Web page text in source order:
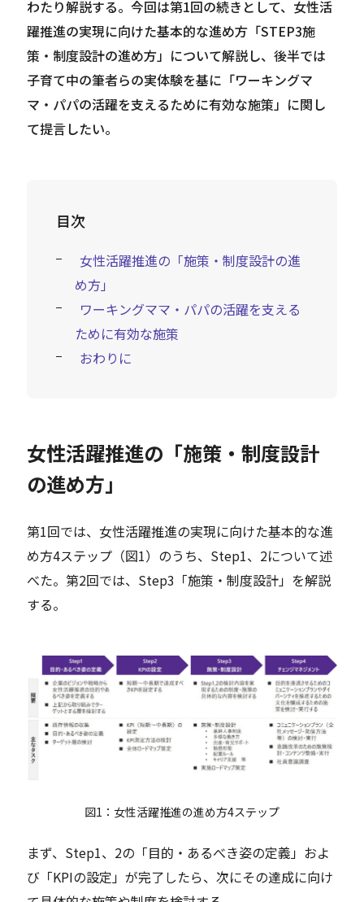
わたり解説する。今回は第1回の続きとして、女性活
躍推進の実現に向けた基本的な進め方「STEP3施
策・制度設計の進め方」について解説し、後半では
子育て中の筆者らの実体験を基に「ワーキングマ
マ・パパの活躍を支えるために有効な施策」に関し
て提言したい。
目次
女性活躍推進の「施策・制度設計の進
め方」
ワーキングママ・パパの活躍を支える
ために有効な施策
おわりに
女性活躍推進の「施策・制度設計
の進め方」
第1回では、女性活躍推進の実現に向けた基本的な進
め方4ステップ（図1）のうち、Step1、2について述
べた。第2回では、Step3「施策・制度設計」を解説
する。
図1：女性活躍推進の進め方4ステップ
まず、Step1、2の「目的・あるべき姿の定義」およ
び「KPIの設定」が完了したら、次にその達成に向け